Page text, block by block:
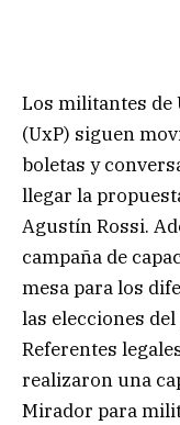
Los militantes de
(UxP) siguen
boletas y
llegar la
Agustín Rossi.
campaña de
mesa para los
las elecciones
Referentes
realizaron una
Mirador para